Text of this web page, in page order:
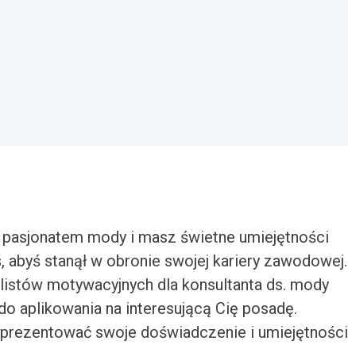
mody i masz świetne umiejętności
stanął w obronie swojej kariery zawodowej.
motywacyjnych dla konsultanta ds. mody
aplikowania na interesującą Cię posadę.
swoje doświadczenie i umiejętności